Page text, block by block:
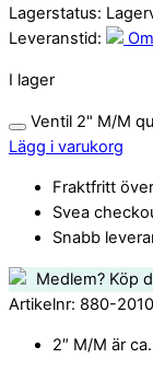
Lagerstatus:
Leveranstid:
I lager
Ventil 2" M/M
Lägg i varukorg
Fraktfritt
Svea
Snabb
Medlem? Köp
Artikelnr: 880-2010
2″ M/M är